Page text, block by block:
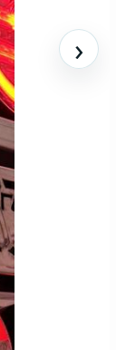
›